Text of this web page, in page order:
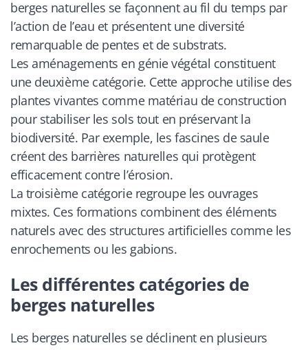
berges naturelles se façonnent au fil du temps par
l’action de l’eau et présentent une diversité
remarquable de pentes et de substrats.
Les aménagements en génie végétal constituent
une deuxième catégorie. Cette approche utilise des
plantes vivantes comme matériau de construction
pour stabiliser les sols tout en préservant la
biodiversité. Par exemple, les fascines de saule
créent des barrières naturelles qui protègent
efficacement contre l’érosion.
La troisième catégorie regroupe les ouvrages
mixtes. Ces formations combinent des éléments
naturels avec des structures artificielles comme les
enrochements ou les gabions.
Les différentes catégories de
berges naturelles
Les berges naturelles se déclinent en plusieurs